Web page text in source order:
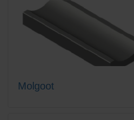
Molgoot